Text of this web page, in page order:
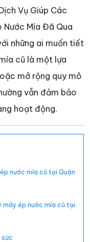
Vụ Giúp Các
Nước Mía Đã Qua
những ai muốn tiết
cũ là một lựa
mở rộng quy mô
vẫn đảm bảo
hoạt động.
nước mía cũ tại Quận
máy ép nước mía cũ tại
sức